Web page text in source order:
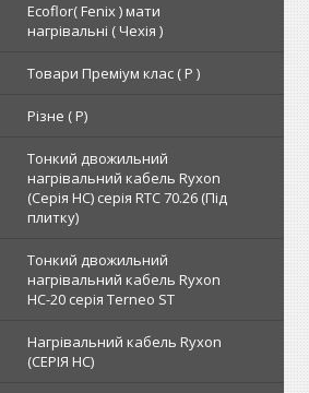
Ecoflor( Fenix ) мати
нагрівальні ( Чехія )
Товари Преміум клас ( Р )
Різне ( Р)
Тонкий двожильний
нагрівальний кабель Ryxon
(Серія НС) серія RTC 70.26 (Під
плитку)
Тонкий двожильний
нагрівальний кабель Ryxon
HC-20 серія Terneo ST
Нагрівальний кабель Ryxon
(СЕРІЯ НС)